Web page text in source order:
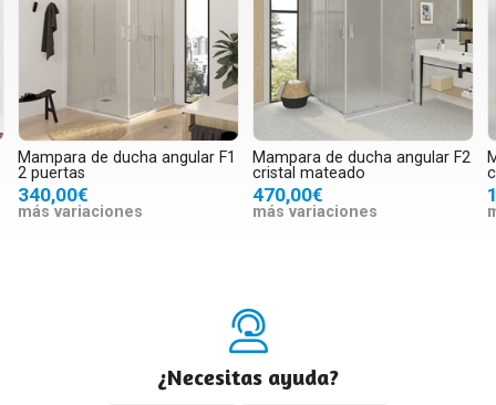
Mampara de ducha angular F1
2 puertas
340,00€
más variaciones
Mampara de ducha angular F2
cristal mateado
470,00€
más variaciones
¿Necesitas ayuda?